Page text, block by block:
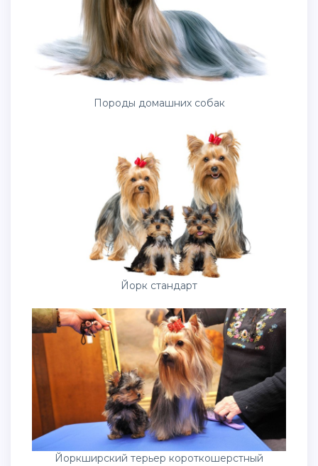
Породы домашних собак
Йорк стандарт
Йоркширский терьер короткошерстный